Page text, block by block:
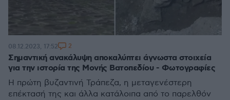
Σημαντική ανακάλυψη αποκαλύπτει άγνωστα στοιχεία
για την ιστορία της Μονής Βατοπεδίου - Φωτογραφίες
Η πρώτη βυζαντινή Τράπεζα, η μεταγενέστερη
επέκτασή της και άλλα κατάλοιπα από το παρελθόν
08.12.2023, 17:52 2